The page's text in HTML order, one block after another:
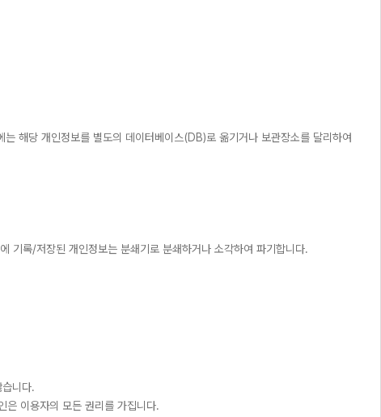
해당 개인정보를 별도의 데이터베이스(DB)로 옮기거나 보관장소를 달리하여
록/저장된 개인정보는 분쇄기로 분쇄하거나 소각하여 파기합니다.
니다.
은 이용자의 모든 권리를 가집니다.